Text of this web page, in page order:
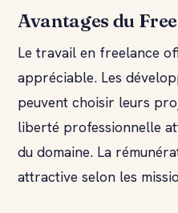
Avantages du
Le travail en freelance
appréciable. Les
peuvent choisir leurs
liberté professionnelle
du domaine. La
attractive selon les